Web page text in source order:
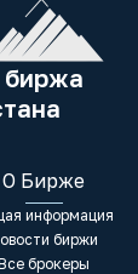
О Бирже
информация
биржи
брокеры